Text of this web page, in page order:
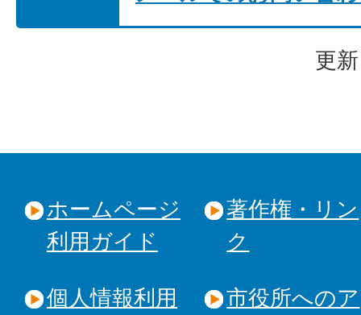
更
ホームページ
利用ガイド
著作権・リン
ク
個人情報利用
市役所へのア